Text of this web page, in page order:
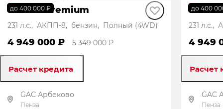
до 400 000 ₽
GS8 GX Premium
231 л.с., АКПП-8, бензин, Полный (4WD)
4 949 000 ₽ 5 349 000 ₽
Расчет кредита
GAC Арбеково
Пенза
до 400
GS8
231 л.с.,
4 949
Расчет
GAC
Пенза